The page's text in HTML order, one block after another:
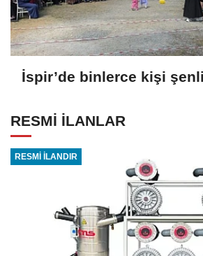
İspir’de binlerce kişi
RESMİ İLANLAR
RESMİ İLANDIR